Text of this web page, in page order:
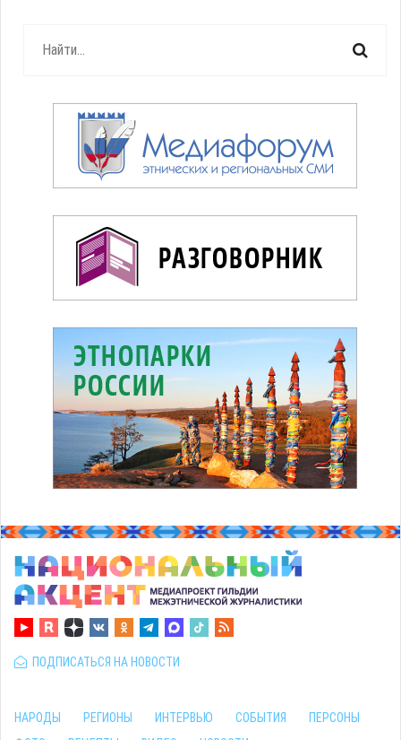
ПОДПИСАТЬСЯ НА НОВОСТИ
НАРОДЫ РЕГИОНЫ ИНТЕРВЬЮ СОБЫТИЯ
ПЕРСОНЫ